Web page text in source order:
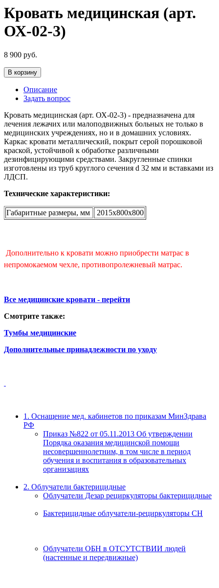
Кровать медицинская (арт.
ОХ-02-3)
8 900 руб.
В корзину
Описание
Задать вопрос
Кровать медицинская (арт. ОХ-02-3) - предназначена для
лечения лежачих или малоподвижных больных не только в
медицинских учреждениях, но и в домашних условиях.
Каркас кровати металлический, покрыт серой порошковой
краской, устойчивой к обработке различными
дезинфицирующими средствами. Закругленные спинки
изготовлены из труб круглого сечения d 32 мм и вставками из
ЛДСП.
Технические характеристики:
Габаритные размеры, мм 2015х800х800
Дополнительно к кровати можно приобрести матрас в
непромокаемом чехле, противопролежневый матрас.
Все медицинские кровати - перейти
Смотрите также:
Тумбы медицинские
Дополнительные принадлежности по уходу
1. Оснащение мед. кабинетов по приказам МинЗдрава
РФ
Приказ №822 от 05.11.2013 Об утверждении
Порядка оказания медицинской помощи
несовершеннолетним, в том числе в период
обучения и воспитания в образовательных
организациях
2. Облучатели бактерицидные
Облучатели Дезар рециркуляторы бактерицидные
Бактерицидные облучатели-рециркуляторы СН
Облучатели ОБН в ОТСУТСТВИИ людей
(настенные и передвижные)